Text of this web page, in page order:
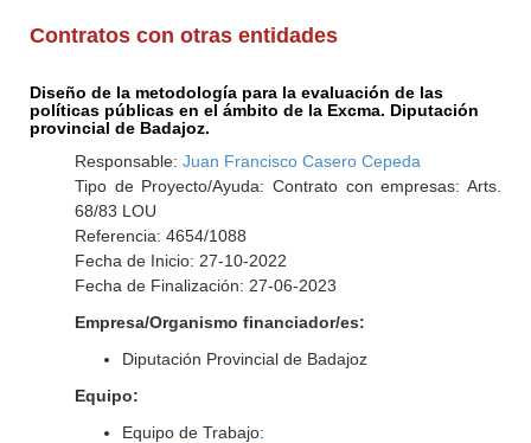
Contratos con otras entidades
Diseño de la metodología para la evaluación de las
políticas públicas en el ámbito de la Excma. Diputación
provincial de Badajoz.
Responsable: Juan Francisco Casero Cepeda
Tipo de Proyecto/Ayuda: Contrato con empresas: Arts.
68/83 LOU
Referencia: 4654/1088
Fecha de Inicio: 27-10-2022
Fecha de Finalización: 27-06-2023
Empresa/Organismo financiador/es:
Diputación Provincial de Badajoz
Equipo:
Equipo de Trabajo: